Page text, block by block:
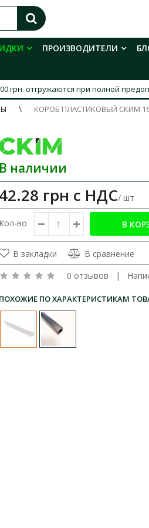
ПРОИЗВОДИТЕЛИ
грн. отгружаются при полной
КОРОБ ПЛАСТИКОВЫЙ СКИМ
В наличии
42.28 грн с НДС/ шт
Кол-во
В закладки
В сравнение
0 отзывов |
ПОХОЖИЕ ПО ХАРАКТЕРИСТИКАМ